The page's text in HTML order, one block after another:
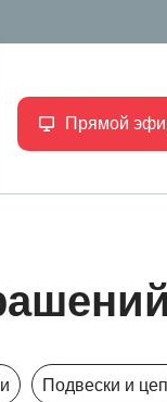
Прямой
Подвески и